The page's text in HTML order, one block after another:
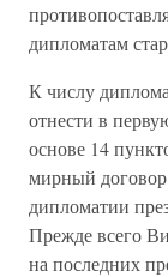
дипломатам
К числу
отнести в
основе 14
мирный
дипломатии
Прежде всего
на последних